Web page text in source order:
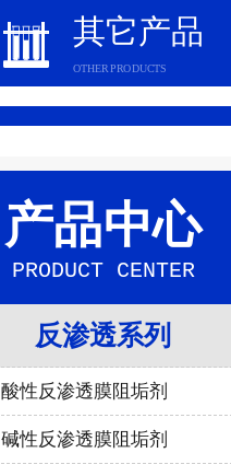
其它产品
OTHER PRODUCTS
产品中心
PRODUCT CENTER
反渗透系列
酸性反渗透膜阻垢剂
碱性反渗透膜阻垢剂